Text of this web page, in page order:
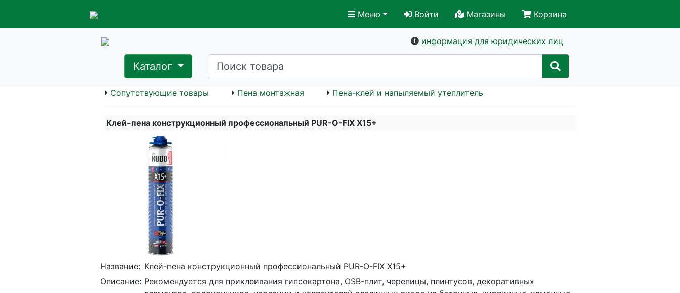
Меню Войти Магазины Корзина
информация для юридических лиц
Каталог
Сопутствующие товары Пена монтажная Пена-клей и напыляемый утеплитель
Клей-пена конструкционный профессиональный PUR-O-FIX X15+
Название: Клей-пена конструкционный профессиональный PUR-O-FIX X15+
Описание: Рекомендуется для приклеивания гипсокартона, OSB-плит, черепицы, плинтусов, декоративных